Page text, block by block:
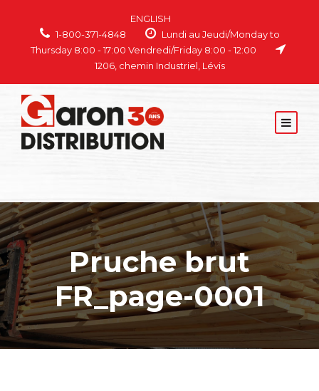
ENGLISH
1-800-371-4848
Lundi au Jeudi/Monday to
Thursday 8:00 - 17:00 Vendredi/Friday 8:00 - 12:00
1206, chemin Industriel, Lévis
Pruche brut
FR_page-0001